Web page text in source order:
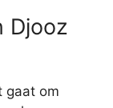
Djooz
gaat om